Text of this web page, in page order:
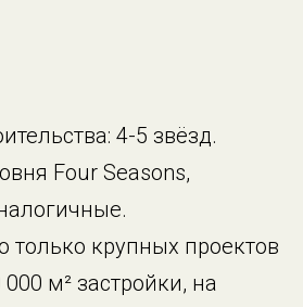
4-5 звёзд.
Four Seasons,
только крупных проектов
м² застройки, на